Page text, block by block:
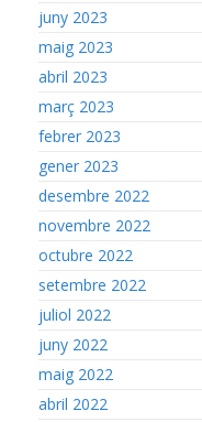
juny 2023
maig 2023
abril 2023
març 2023
febrer 2023
gener 2023
desembre 2022
novembre 2022
octubre 2022
setembre 2022
juliol 2022
juny 2022
maig 2022
abril 2022